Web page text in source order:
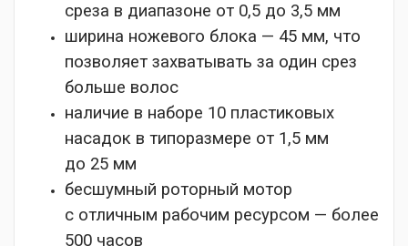
среза в диапазоне от 0,5 до 3,5 мм
ширина ножевого блока — 45 мм, что
позволяет захватывать за один срез
больше волос
наличие в наборе 10 пластиковых
насадок в типоразмере от 1,5 мм
до 25 мм
бесшумный роторный мотор
с отличным рабочим ресурсом — более
500 часов